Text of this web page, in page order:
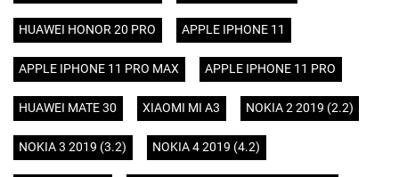
HUAWEI HONOR 20 PRO APPLE IPHONE 11
APPLE IPHONE 11 PRO MAX APPLE IPHONE 11 PRO
HUAWEI MATE 30 XIAOMI MI A3 NOKIA 2 2019 (2.2)
NOKIA 3 2019 (3.2) NOKIA 4 2019 (4.2)